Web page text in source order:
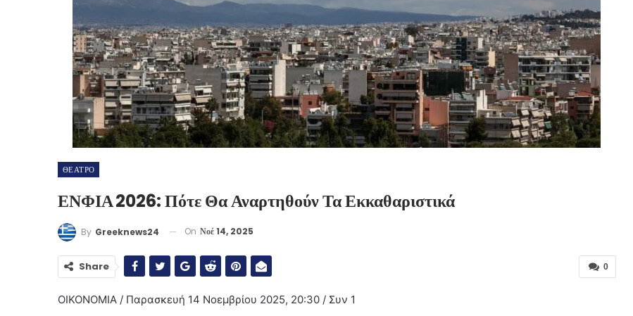
ΘΕΑΤΡΟ
ΕΝΦΙΑ 2026: Πότε Θα Αναρτηθούν Τα Εκκαθαριστικά
By Greeknews24 On Νοέ 14, 2025
0
Share
ΟΙΚΟΝΟΜΙΑ / Παρασκευή 14 Νοεμβρίου 2025, 20:30 / Συν 1